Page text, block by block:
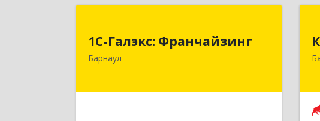
1С-Галэкс: Франчайзинг
Барнаул
656015, Алтайский край, Барнаул г,
Деповская ул, дом № 7, каб.А-105
Подробнее